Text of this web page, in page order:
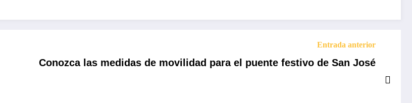
Entrada anterior
Conozca las medidas de movilidad para el puente festivo de San José